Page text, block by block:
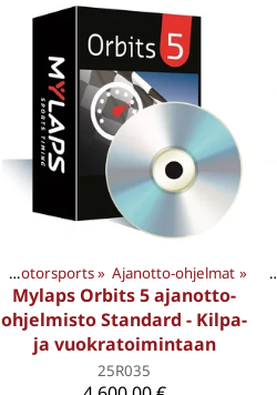
Motorsports‪» Ajanotto-ohjelmat ‪»
Mylaps Orbits 5 ajanotto-
ohjelmisto Standard - Kilpa-
ja vuokratoimintaan
25R035
Products‪» MYLAPS TUOTTEET